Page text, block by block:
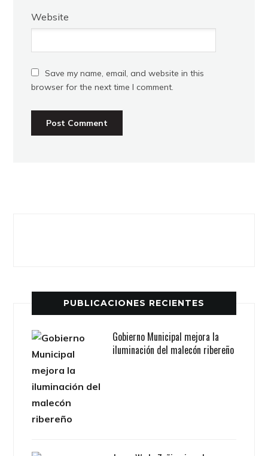
Website
Save my name, email, and website in this
browser for the next time I comment.
PUBLICACIONES RECIENTES
Gobierno Municipal mejora la
iluminación del malecón ribereño